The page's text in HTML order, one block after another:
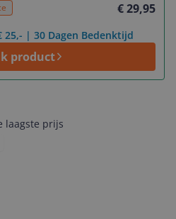
€ 29,95
25,- | 30 Dagen Bedenktijd
product
laagste prijs